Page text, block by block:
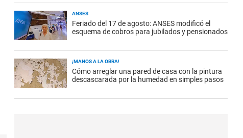
ANSES
Feriado del 17 de agosto: ANSES modificó el
esquema de cobros para jubilados y pensionados
¡MANOS A LA OBRA!
Cómo arreglar una pared de casa con la pintura
descascarada por la humedad en simples pasos